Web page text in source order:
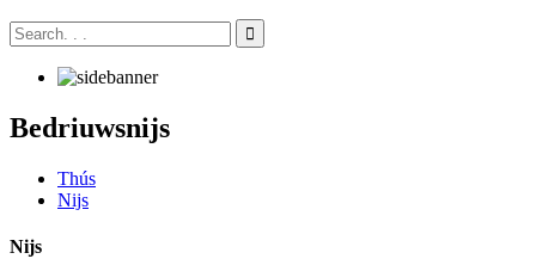
Bedriuwsnijs
Thús
Nijs
Nijs